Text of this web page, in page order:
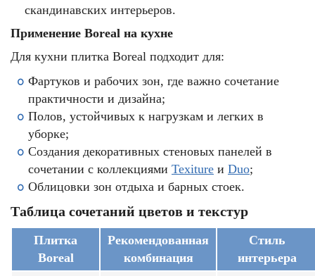
скандинавских интерьеров.
Применение Boreal на кухне
Для кухни плитка Boreal подходит для:
Фартуков и рабочих зон, где важно сочетание
практичности и дизайна;
Полов, устойчивых к нагрузкам и легких в
уборке;
Создания декоративных стеновых панелей в
сочетании с коллекциями Texiture и Duo;
Облицовки зон отдыха и барных стоек.
Таблица сочетаний цветов и текстур
Плитка
Boreal
Рекомендованная
комбинация
Стиль
интерьера